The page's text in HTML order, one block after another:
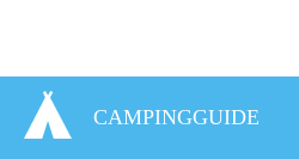
CAMPINGGUIDE